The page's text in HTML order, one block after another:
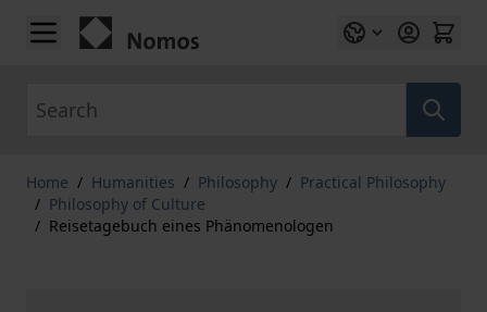
Skip to Content
Home / Humanities / Philosophy / Practical Philosophy
/ Philosophy of Culture
/ Reisetagebuch eines Phänomenologen